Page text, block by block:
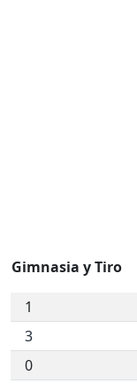
Gimnasia y Tiro
1
3
0